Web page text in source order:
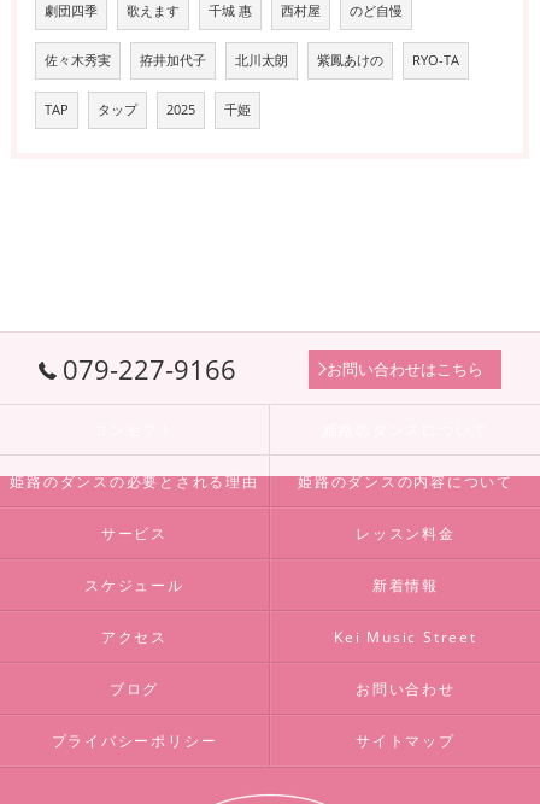
劇団四季 歌えます 千城 惠 西村屋 のど自慢
佐々木秀実 拵井加代子 北川太朗 紫鳳あけの RYO-TA
TAP タップ 2025 千姫
079-227-9166 お問い合わせはこちら
姫路のダンスの必要とされる理由 姫路のダンスの内容について
サービス レッスン料金
スケジュール 新着情報
アクセス Kei Music Street
ブログ お問い合わせ
プライバシーポリシー サイトマップ